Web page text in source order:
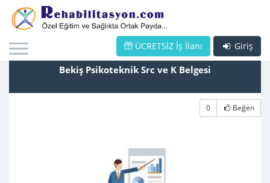
Giriş
ÜCRETSİZ İş İlanı
Bekiş Psikoteknik Src ve K Belgesi
0 Beğen